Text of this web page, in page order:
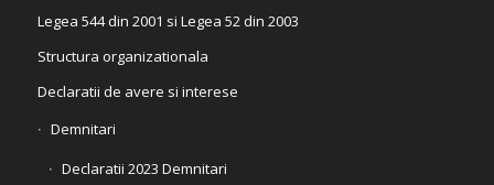
Legea 544 din 2001 si Legea 52 din 2003
Structura organizationala
Declaratii de avere si interese
Demnitari
Declaratii 2023 Demnitari